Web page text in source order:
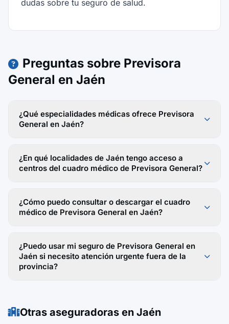
dudas sobre tu seguro de salud.
Preguntas sobre Previsora
General en Jaén
¿Qué especialidades médicas ofrece Previsora
General en Jaén?
¿En qué localidades de Jaén tengo acceso a
centros del cuadro médico de Previsora General?
¿Cómo puedo consultar o descargar el cuadro
médico de Previsora General en Jaén?
¿Puedo usar mi seguro de Previsora General en
Jaén si necesito atención urgente fuera de la
provincia?
Otras aseguradoras en Jaén